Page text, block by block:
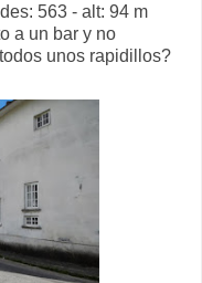
563 - alt: 94 m
a un bar y no
unos rapidillos?